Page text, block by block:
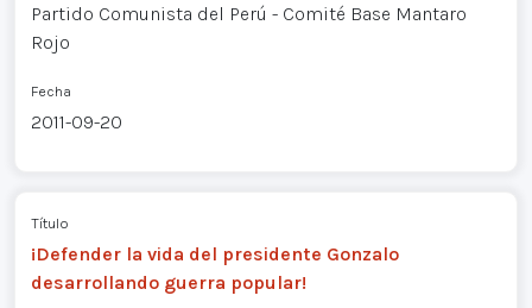
Partido Comunista del Perú - Comité Base Mantaro
Rojo
Fecha
2011-09-20
Título
¡Defender la vida del presidente Gonzalo
desarrollando guerra popular!